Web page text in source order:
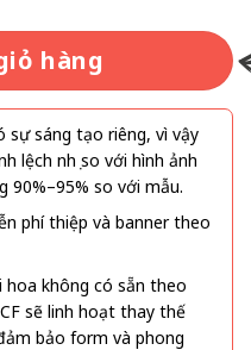
hàng
sự sáng tạo riêng, vì vậy
lệch nhẹ so với hình ảnh
90%–95% so với mẫu.
phí thiệp và banner theo
không có sẵn theo
sẽ linh hoạt thay thế
bảo form và phong